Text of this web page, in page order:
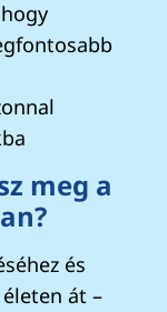
meg a
és
át –